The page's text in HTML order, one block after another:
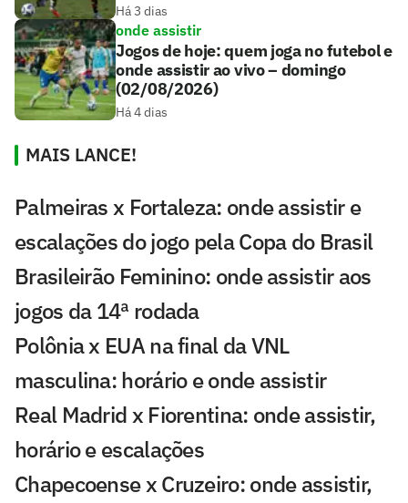
Há 3 dias
onde assistir
Jogos de hoje: quem joga no futebol e
onde assistir ao vivo – domingo
(02/08/2026)
Há 4 dias
MAIS LANCE!
Palmeiras x Fortaleza: onde assistir e
escalações do jogo pela Copa do Brasil
Brasileirão Feminino: onde assistir aos
jogos da 14ª rodada
Polônia x EUA na final da VNL
masculina: horário e onde assistir
Real Madrid x Fiorentina: onde assistir,
horário e escalações
Chapecoense x Cruzeiro: onde assistir,